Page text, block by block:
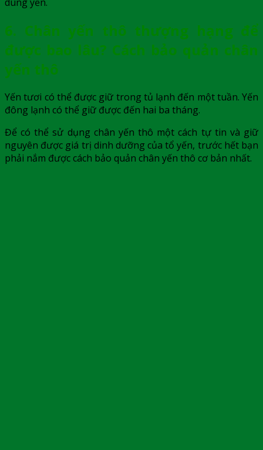
6. Chân yến thô thượng hạng để
được bao lâu? Cách bảo quản chân
yến thô
Yến tươi có thể được giữ trong tủ lạnh đến một tuần. Yến
đông lạnh có thể giữ được đến hai ba tháng.
Để có thể sử dụng chân yến thô một cách tự tin và giữ
nguyên được giá trị dinh dưỡng của tổ yến, trước hết bạn
phải nắm được cách bảo quản chân yến thô cơ bản nhất.